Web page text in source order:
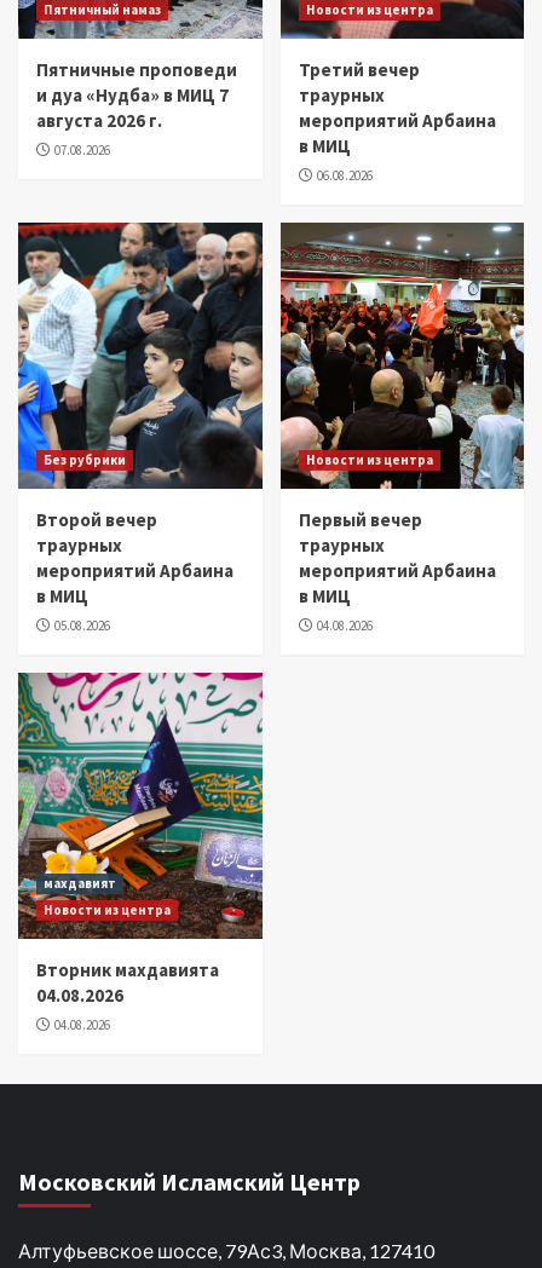
Пятничный намаз
Пятничные проповеди
и дуа «Нудба» в МИЦ 7
августа 2026 г.
07.08.2026
Новости из центра
Третий вечер
траурных
мероприятий Арбаина
в МИЦ
06.08.2026
Без рубрики
Второй вечер
траурных
мероприятий Арбаина
в МИЦ
05.08.2026
Новости из центра
Первый вечер
траурных
мероприятий Арбаина
в МИЦ
04.08.2026
махдавият
Новости из центра
Вторник махдавията
04.08.2026
04.08.2026
Московский Исламский Центр
Алтуфьевское шоссе, 79Ас3, Москва, 127410